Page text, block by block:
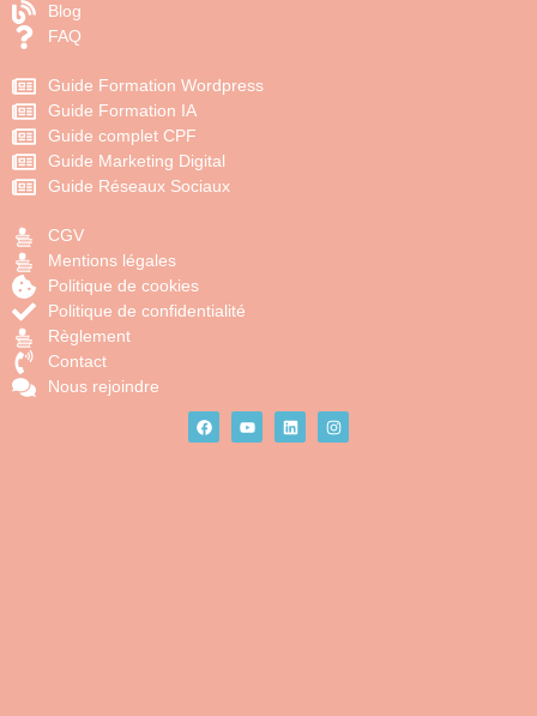
Blog
FAQ
Guide Formation Wordpress
Guide Formation IA
Guide complet CPF
Guide Marketing Digital
Guide Réseaux Sociaux
CGV
Mentions légales
Politique de cookies
Politique de confidentialité
Règlement
Contact
Nous rejoindre